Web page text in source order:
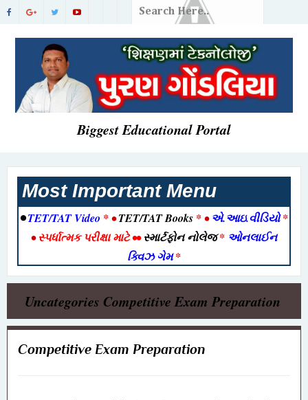
Biggest Educational Portal
Most Important Menu
•TET/TAT Video * •TET/TAT Books * •એ.આઇ.વીડિયો*
•સ્પર્ધાત્મક પરીક્ષા માટે••સ્માર્ટફોન નોલેજ* ઓનલાઈન
ક્વિઝ ગેમ*
Uncategories Competitive Exam Preparation
Competitive Exam Preparation